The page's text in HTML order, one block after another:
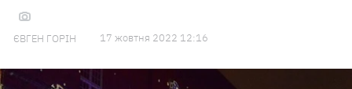
ЄВГЕН ГОРІН 17 жовтня 2022 12:16